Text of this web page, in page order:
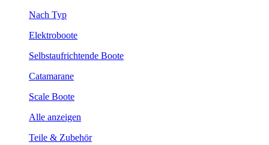
Nach Typ
Elektroboote
Selbstaufrichtende Boote
Catamarane
Scale Boote
Alle anzeigen
Teile & Zubehör